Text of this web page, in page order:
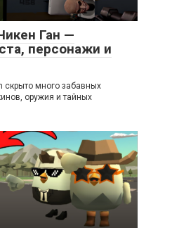
Ган —
персонажи и
скрыто много забавных
оружия и тайных